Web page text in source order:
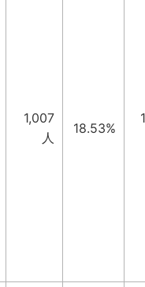
1,007
人
18.53%